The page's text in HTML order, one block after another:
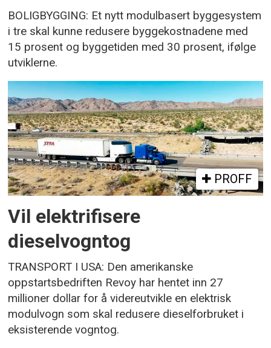
BOLIGBYGGING: Et nytt modulbasert byggesystem
i tre skal kunne redusere byggekostnadene med
15 prosent og byggetiden med 30 prosent, ifølge
utviklerne.
PROFF
Vil elektrifisere
dieselvogntog
TRANSPORT I USA: Den amerikanske
oppstartsbedriften Revoy har hentet inn 27
millioner dollar for å videreutvikle en elektrisk
modulvogn som skal redusere dieselforbruket i
eksisterende vogntog.